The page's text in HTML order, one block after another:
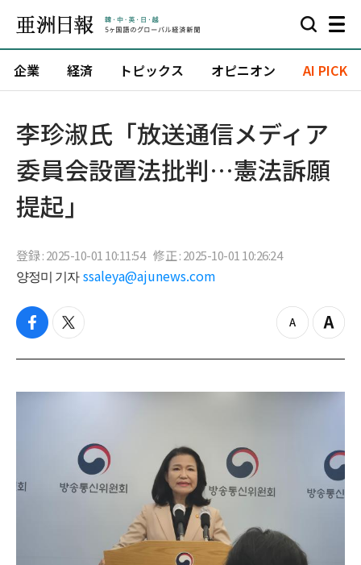
企業 経済 トピックス オピニオン AI PICK
李珍淑氏「放送通信メディア
委員会設置法批判…憲法訴願
提起」
登録 : 2025-10-01 10:11:54 修正 : 2025-10-01 10:26:24
양정미 기자 ssaleya@ajunews.com
f
c
b
t
i
t
z
o
o
Z
o
i